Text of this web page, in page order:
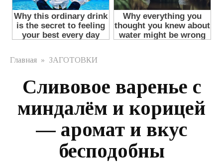
Главная » ЗАГОТОВКИ
Сливовое варенье с
миндалём и корицей
— аромат и вкус
бесподобны